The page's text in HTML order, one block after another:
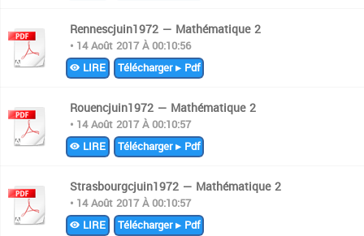
Rennescjuin1972 — Mathématique 2
• 14 Août 2017 À 00:10:56
LIRE Télécharger ▸ Pdf
Rouencjuin1972 — Mathématique 2
• 14 Août 2017 À 00:10:57
LIRE Télécharger ▸ Pdf
Strasbourgcjuin1972 — Mathématique 2
• 14 Août 2017 À 00:10:57
LIRE Télécharger ▸ Pdf